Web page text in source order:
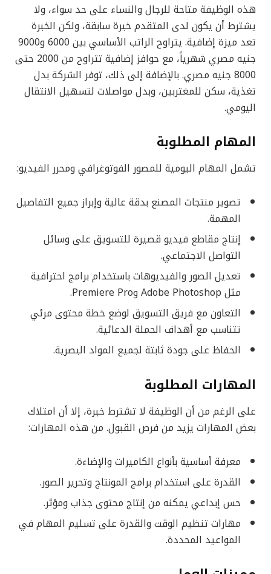
هذه الوظيفة متاحة للرجال والنساء على حد سواء، ولا
يشترط أن يكون لدى المتقدم خبرة سابقة، ولكن الخبرة
تعد ميزة إضافية. يتراوح الراتب الأساسي بين 6000 و9000
جنيه مصري شهرياً، مع حوافز إضافية تتراوح من 2000 حتى
8000 جنيه مصري. بالإضافة إلى ذلك، توفر الشركة بدل
تغذية، سكن للمغتربين، وبدل مواصلات لتسهيل الانتقال
اليومي.
المهام المطلوبة
تشمل المهام اليومية للمصور الفوتوغرافي ومحرر الفيديو:
تصوير منتجات المصنع بدقة عالية وإبراز جميع التفاصيل
المهمة.
إنتاج مقاطع فيديو قصيرة للتسويق على وسائل
التواصل الاجتماعي.
تعديل الصور والفيديوهات باستخدام برامج احترافية
مثل Adobe Photoshop وPremiere Pro.
التعاون مع فريق التسويق لوضع خطة محتوى مرئي
تتناسب مع أهداف الحملة الدعائية.
الحفاظ على جودة ثابتة لجميع المواد البصرية.
المهارات المطلوبة
على الرغم من أن الوظيفة لا تشترط خبرة، إلا أن امتلاك
بعض المهارات يزيد من فرص القبول. من هذه المهارات:
معرفة أساسية بأنواع الكاميرات والإضاءة.
القدرة على استخدام برامج المونتاج وتحرير الصور.
حس إبداعي يمكنه من إنتاج محتوى جذاب ومؤثر.
مهارات تنظيم الوقت والقدرة على تسليم المهام في
المواعيد المحددة.